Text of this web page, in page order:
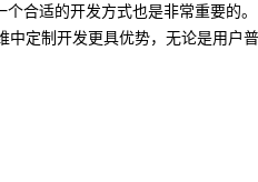
合适的开发方式也是非常重要的
定制开发更具优势，无论是用户